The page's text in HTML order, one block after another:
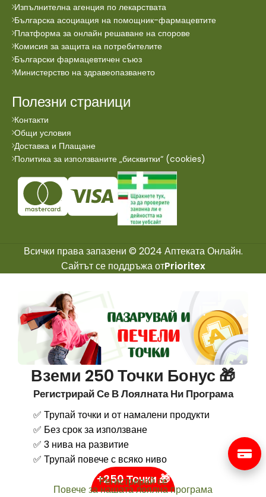
Изпълнителна агенция по лекарствата
Българска асоциация на помощник-фармацевтите
Платформа за онлайн решаване на спорове
Комисия за защита на потребителите
Български фармацевтичен съюз
Министерство на здравеопазването
Полезни страници
Контакти
Общи условия
Доставка и Плащане
Политика за използваните „бисквитки“ (cookies)
Всички права запазени © 2024 Аптеката Онлайн.
Сайтът се поддръжа отPrioritex
Вземи 250 Точки Бонус 🎁
Регистрирай Се В Лоялната Ни Програма
✅ Трупай точки и от намалени продукти
✅ Без срок за използване
✅ 3 нива на развитие
✅ Трупай повече с всяко ниво
+250 Точки 🎁
Регистрирай се
Повече за нашата лоялна програма